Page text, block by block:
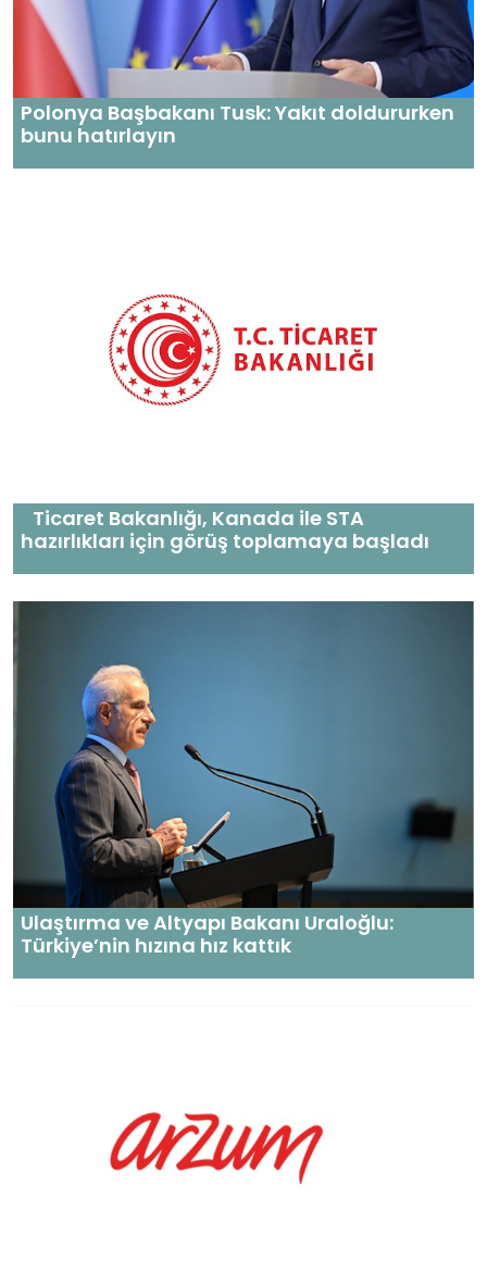
Polonya Başbakanı Tusk: Yakıt doldururken
bunu hatırlayın
Ticaret Bakanlığı, Kanada ile STA
hazırlıkları için görüş toplamaya başladı
Ulaştırma ve Altyapı Bakanı Uraloğlu:
Türkiye’nin hızına hız kattık